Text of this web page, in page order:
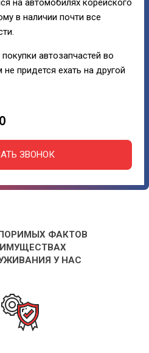
на автомобилях корейского
в наличии почти все
автозапчастей во
придется ехать на другой
ЗВОНОК
ФАКТОВ
У НАС